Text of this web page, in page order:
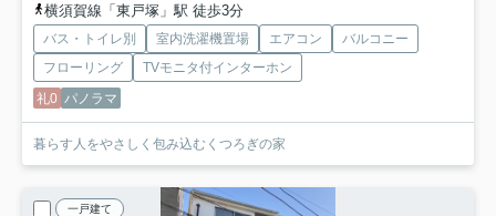
横須賀線「東戸塚」駅 徒歩3分
バス・トイレ別 室内洗濯機置場 エアコン
バルコニー
フローリング
TVモニタ付インターホン
礼0 パノラマ
暮らす人をやさしく包み込むくつろぎの家
一戸建て